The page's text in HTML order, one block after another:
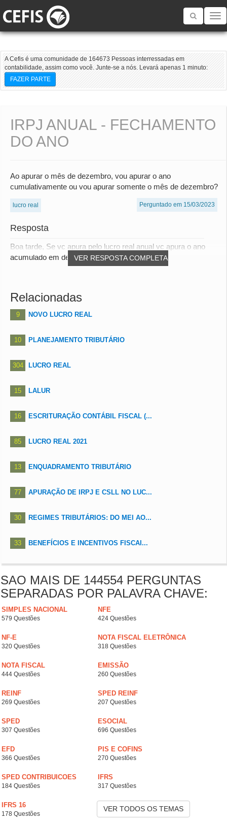
Toggle
A Cefis é uma comunidade de 164673 Pessoas interressadas em
contabilidade, assim como você. Junte-se a nós. Levará apenas 1 minuto:
FAZER PARTE
IRPJ ANUAL - FECHAMENTO
DO ANO
Ao apurar o mês de dezembro, vou apurar o ano
cumulativamente ou vou apurar somente o mês de dezembro?
lucro real Perguntado em 15/03/2023
Resposta
VER RESPOSTA COMPLETA
Boa tarde, Se vc apura pelo lucro real anual vc apura o ano
acumulado em dezembro. Se vc apura pelo...
Relacionadas
9 NOVO LUCRO REAL
10 PLANEJAMENTO TRIBUTÁRIO
304 LUCRO REAL
15 LALUR
16 ESCRITURAÇÃO CONTÁBIL FISCAL (...
85 LUCRO REAL 2021
13 ENQUADRAMENTO TRIBUTÁRIO
77 APURAÇÃO DE IRPJ E CSLL NO LUC...
30 REGIMES TRIBUTÁRIOS: DO MEI AO...
33 BENEFÍCIOS E INCENTIVOS FISCAI...
SAO MAIS DE 144554 PERGUNTAS
SEPARADAS POR PALAVRA CHAVE:
SIMPLES NACIONAL
579 Questões
NFE
424 Questões
NF-E
320 Questões
NOTA FISCAL ELETRÔNICA
318 Questões
NOTA FISCAL
444 Questões
EMISSÃO
260 Questões
REINF
269 Questões
SPED REINF
207 Questões
SPED
307 Questões
ESOCIAL
696 Questões
EFD
366 Questões
PIS E COFINS
270 Questões
SPED CONTRIBUICOES
184 Questões
IFRS
317 Questões
IFRS 16
178 Questões
VER TODOS OS TEMAS